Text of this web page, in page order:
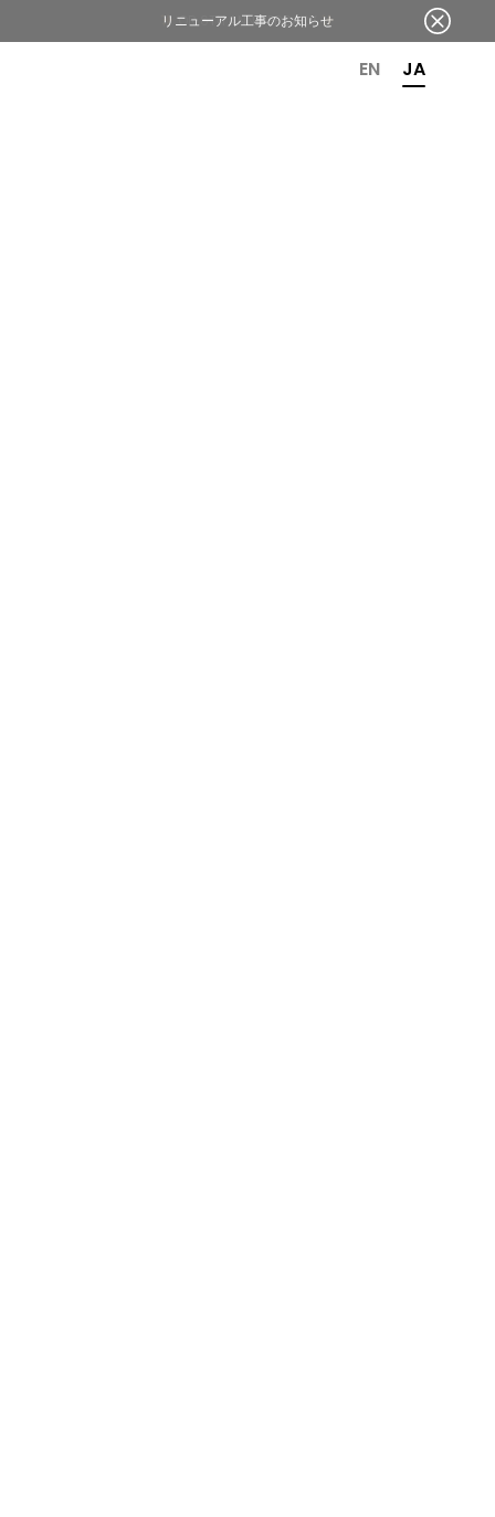
EN JA
リニューアル工事のお知らせ
OR 6TH ANNIVERSARY